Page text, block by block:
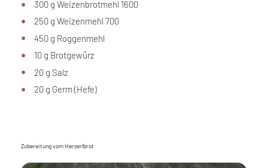
300 g Weizenbrotmehl 1600
250 g Weizenmehl 700
450 g Roggenmehl
10 g Brotgewürz
20 g Salz
20 g Germ (Hefe)
Zubereitung vom Herzerlbrot